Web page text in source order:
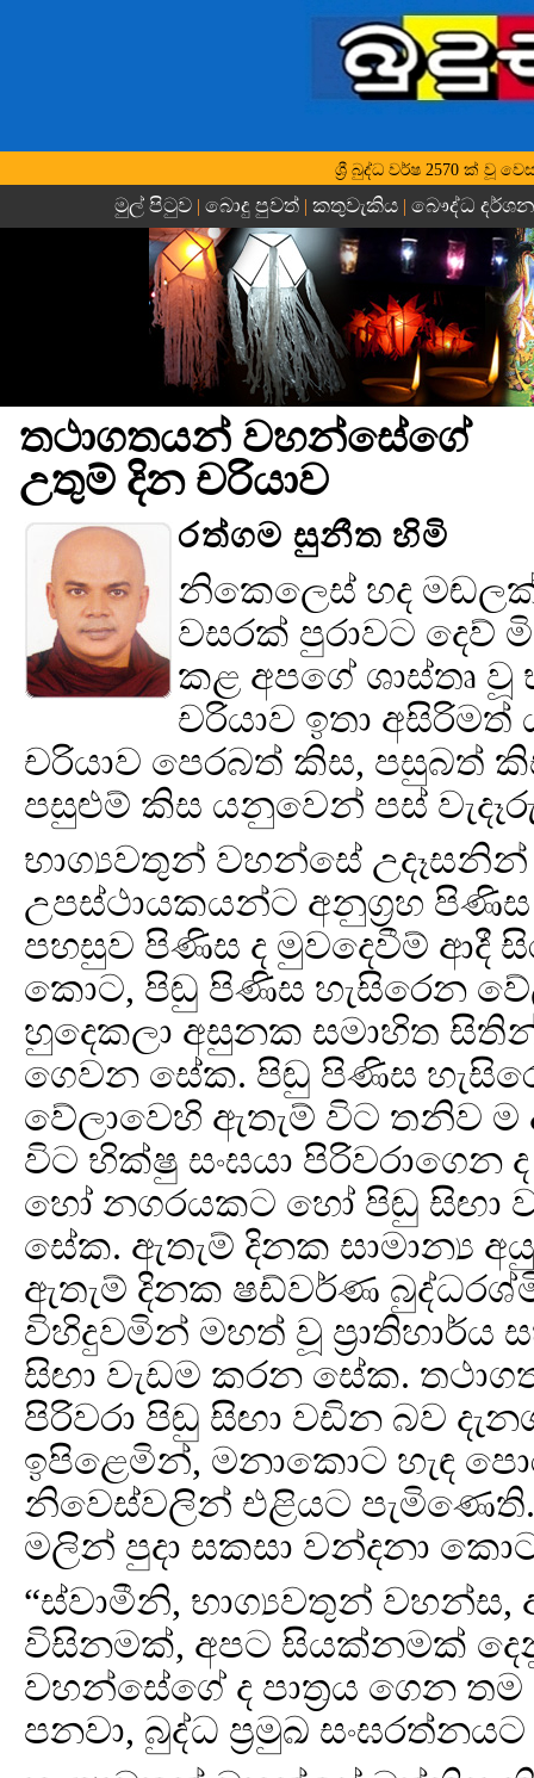
ශ්‍රී බුද්ධ වර්ෂ 2570 ක් වූ
මුල් පිටුව | බොදු පුවත්| කතුවැකිය| බෞද්ධ
තථාගතයන් වහන්සේගේ
උතුම් දින චරියාව
රත්ගම සුනීත හිමි
නිකෙලෙස් හද මඬලක්
වසරක් පුරාවට දෙව්
කළ අපගේ ශාස්තෘ
චරියාව ඉතා
චරියාව පෙරබත් කිස, පසුබත්
පසුළුම් කිස යනුවෙන් පස්
භාග්‍යවතුන් වහන්සේ උදෑසනින්
උපස්ථායකයන්ට අනුග්‍රහ පිණිස
පහසුව පිණිස ද මුවදෙවීම් ආදී
කොට, පිඬු පිණිස හැසිරෙන
හුදෙකලා අසුනක සමාහිත
ගෙවන සේක. පිඬු පිණිස
වේලාවෙහි ඇතැම් විට තනිව ම
විට භික්ෂු සංඝයා පිරිවරාගෙන
හෝ නගරයකට හෝ පිඬු සිඟා
සේක. ඇතැම් දිනක සාමාන්‍ය
ඇතැම් දිනක ෂඩ්වර්ණ බුද්ධරශ්මි
විහිදුවමින් මහත් වූ ප්‍රාතිහාර්ය
සිඟා වැඩම කරන සේක.
පිරිවරා පිඬු සිඟා වඩින බව
ඉපිළෙමින්, මනාකොට හැඳ
නිවෙස්වලින් එළියට
මලින් පුදා සකසා වන්දනා
“ස්වාමීනි, භාග්‍යවතුන්
විසිනමක්, අපට සියක්නමක්
වහන්සේගේ ද පාත්‍රය ගෙන
පනවා, බුද්ධ ප්‍රමුඛ